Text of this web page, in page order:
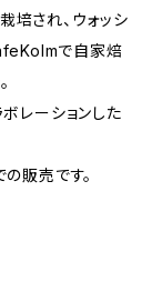
培され、ウォッシ
で自家焙
レーションした
販売です。